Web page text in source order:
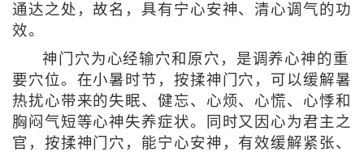
通达之处，故名，具有宁心安神、清心调气的功
效。
神门穴为心经输穴和原穴，是调养心神的重
要穴位。在小暑时节，按揉神门穴，可以缓解暑
热扰心带来的失眠、健忘、心烦、心慌、心悸和
胸闷气短等心神失养症状。同时又因心为君主之
官，按揉神门穴，能宁心安神，有效缓解紧张、